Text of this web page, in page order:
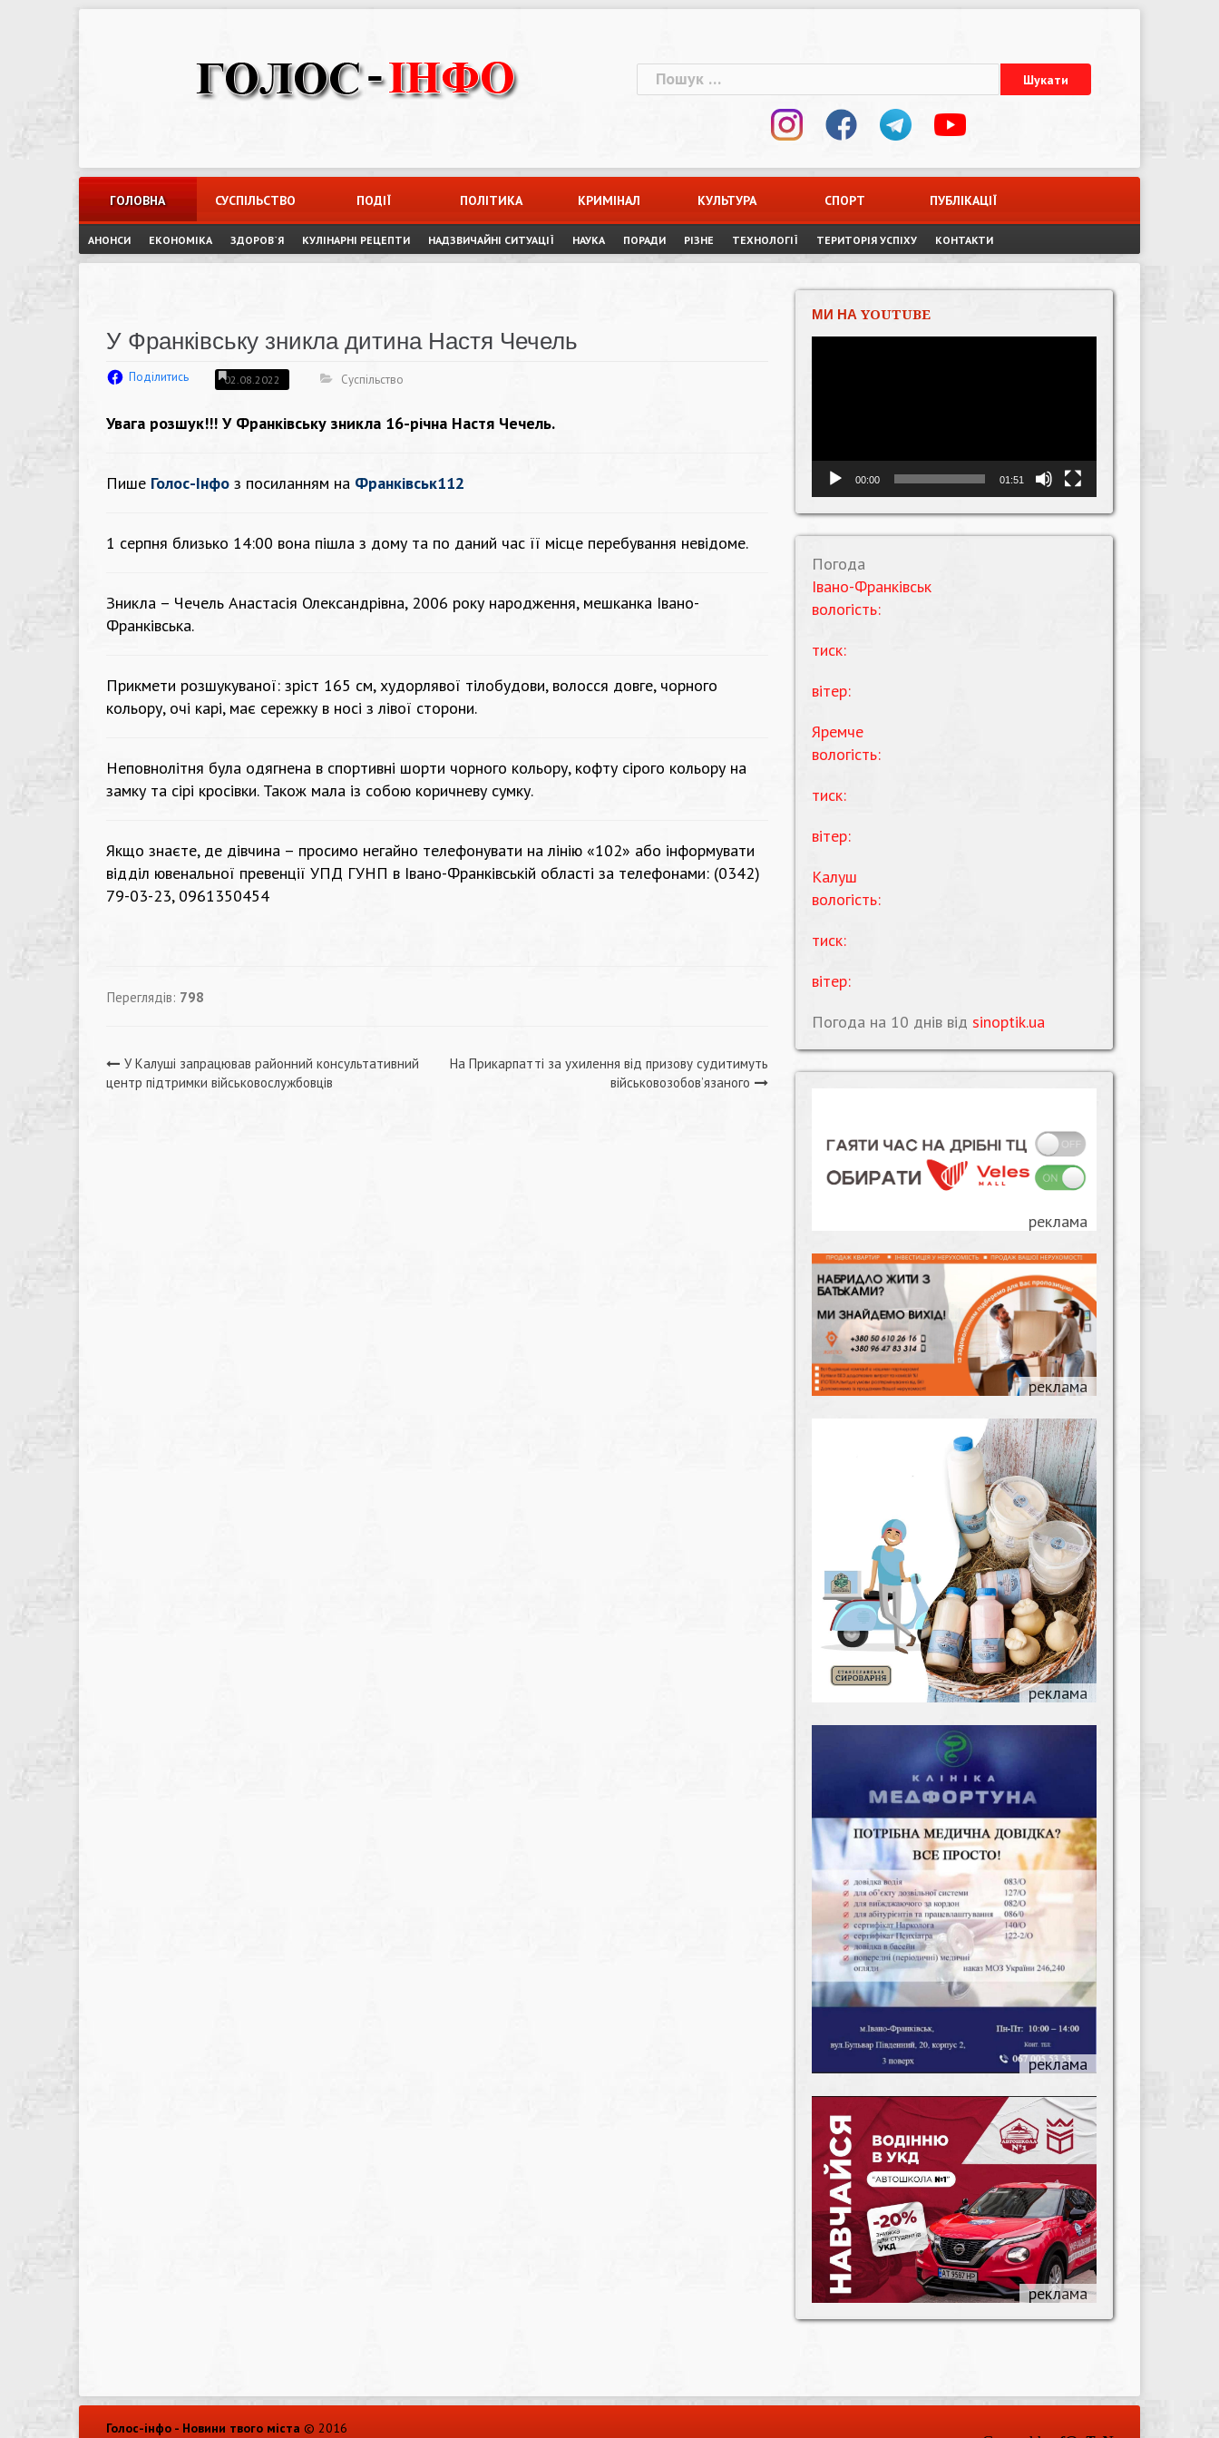
Пошук:
ГОЛОВНА СУСПІЛЬСТВО ПОДІЇ ПОЛІТИКА КРИМІНАЛ КУЛЬТУРА СПОРТ ПУБЛІКАЦІЇ
АНОНСИ ЕКОНОМІКА ЗДОРОВ`Я КУЛІНАРНІ РЕЦЕПТИ НАДЗВИЧАЙНІ СИТУАЦІЇ НАУКА ПОРАДИ РІЗНЕ ТЕХНОЛОГІЇ ТЕРИТОРІЯ УСПІХУ КОНТАКТИ
У Франківську зникла дитина Настя Чечель
Поділитись 02.08.2022 Суспільство
Увага розшук!!! У Франківську зникла 16-річна Настя Чечель.
Пише Голос-Інфо з посиланням на Франківськ112
1 серпня близько 14:00 вона пішла з дому та по даний час її місце перебування невідоме.
Зникла – Чечель Анастасія Олександрівна, 2006 року народження, мешканка Івано-
Франківська.
Прикмети розшукуваної: зріст 165 см, худорлявої тілобудови, волосся довге, чорного
кольору, очі карі, має сережку в носі з лівої сторони.
Неповнолітня була одягнена в спортивні шорти чорного кольору, кофту сірого кольору на
замку та сірі кросівки. Також мала із собою коричневу сумку.
Якщо знаєте, де дівчина – просимо негайно телефонувати на лінію «102» або інформувати
відділ ювенальної превенції УПД ГУНП в Івано-Франківській області за телефонами: (0342)
79-03-23, 0961350454
Переглядів: 798
Навігація
У Калуші запрацював районний консультативний
центр підтримки військовослужбовців
На Прикарпатті за ухилення від призову судитимуть
військовозобов’язаного
МИ НА YOUTUBE
00:00 01:51
Погода
Івано-Франківськ
вологість:
тиск:
вітер:
Яремче
вологість:
тиск:
вітер:
Калуш
вологість:
тиск:
вітер:
Погода на 10 днів від sinoptik.ua
Голос-інфо - Новини твого міста © 2016